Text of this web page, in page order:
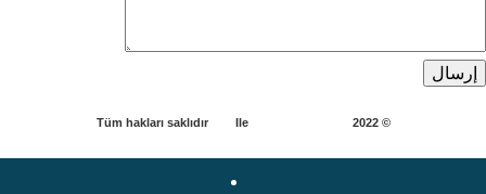
Tüm hakları saklıdır Ile 2022 ©